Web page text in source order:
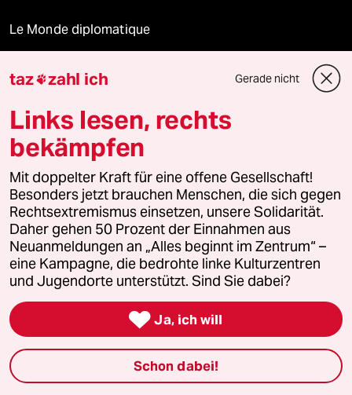
Le Monde diplomatique
Mehr taz Angebote
Reisen
Kantine
Shop
Anzeigen
Fragen & Hilfe
taz zahl ich Gerade nicht
Links lesen, rechts
bekämpfen
Mit doppelter Kraft für eine offene Gesellschaft!
Besonders jetzt brauchen Menschen, die sich gegen
Rechtsextremismus einsetzen, unsere Solidarität.
Daher gehen 50 Prozent der Einnahmen aus
Neuanmeldungen an „Alles beginnt im Zentrum“ –
eine Kampagne, die bedrohte linke Kulturzentren
und Jugendorte unterstützt. Sind Sie dabei?
 Ja, ich will
Schon dabei!